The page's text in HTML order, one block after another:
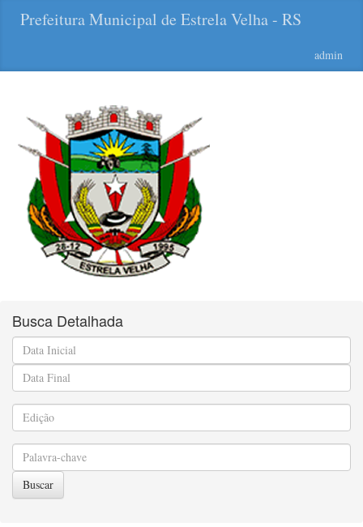
Prefeitura Municipal de Estrela Velha - RS
admin
Busca Detalhada
Buscar